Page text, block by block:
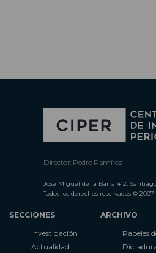
Director: Pedro Ramírez
José Miguel de la Barra 412,
Todos los derechos reservados ©
SECCIONES
Investigación
Actualidad
ARCHIVO
Papeles